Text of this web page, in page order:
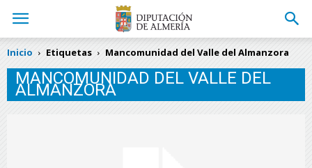
Inicio Etiquetas Mancomunidad del Valle del Almanzora
MANCOMUNIDAD DEL VALLE DEL
ALMANZORA